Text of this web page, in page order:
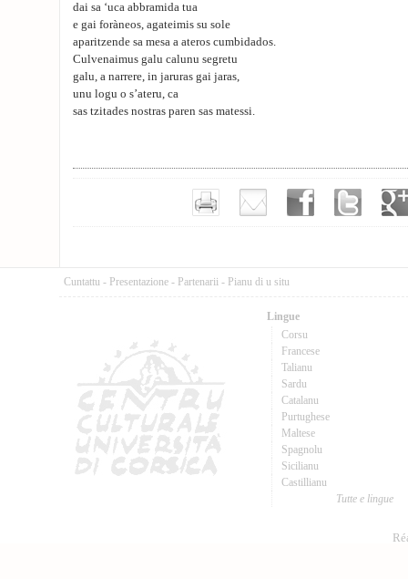
dai sa ‘uca abbramida tua
e gai foràneos, agateimis su sole
aparitzende sa mesa a ateros cumbidados.
Culvenaimus galu calunu segretu
galu, a narrere, in jaruras gai jaras,
unu logu o s’ateru, ca
sas tzitades nostras paren sas matessi.
Cuntattu - Presentazione - Partenarii - Pianu di u situ
Lingue
Corsu
Francese
Talianu
Sardu
Catalanu
Purtughese
Maltese
Spagnolu
Sicilianu
Castillianu
Tutte e lingue